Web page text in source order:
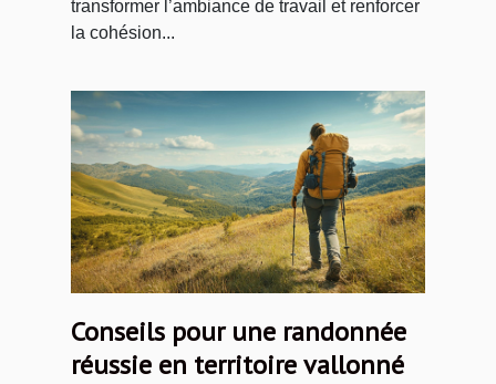
transformer l’ambiance de travail et renforcer
la cohésion...
Conseils pour une randonnée
réussie en territoire vallonné